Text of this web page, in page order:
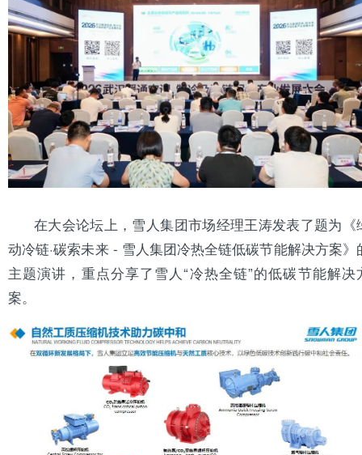
在大会论坛上，雪人集团市场经理王涛发表了题为《
动冷链·碳索未来 - 雪人集团冷热全链低碳节能解决方案》
主题演讲，重点分享了雪人“冷热全链”的低碳节能解决
案。